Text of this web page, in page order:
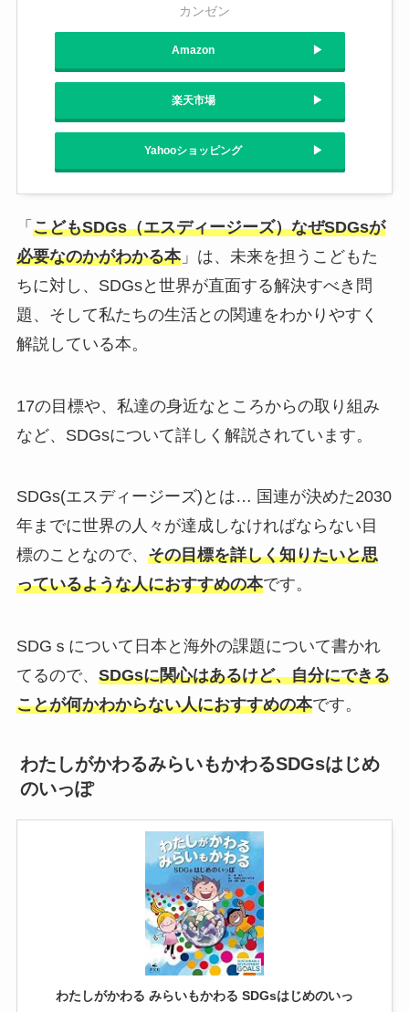
カンゼン
Amazon
楽天市場
Yahooショッピング
「 こどもSDGs（エスディージーズ）なぜSDGsが
必要なのかがわかる本」は、未来を担うこどもた
ちに対し、SDGsと世界が直面する解決すべき問
題、そして私たちの生活との関連をわかりやすく
解説している本。
17の目標や、私達の身近なところからの取り組み
など、SDGsについて詳しく解説されています。
SDGs(エスディージーズ)とは… 国連が決めた2030
年までに世界の人々が達成しなければならない目
標のことなので、 その目標を詳しく知りたいと思
っているような人におすすめの本です。
SDGｓについて日本と海外の課題について書かれ
てるので、 SDGsに関心はあるけど、自分にできる
ことが何かわからない人におすすめの本です。
わたしがかわるみらいもかわるSDGsはじめ
のいっぽ
わたしがかわる みらいもかわる SDGsはじめのいっ